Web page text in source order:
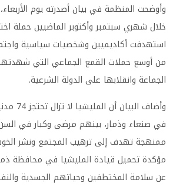
وأوضحت المنظمة في بيان أصدرته يوم
خلال شهري سبتمبر وأكتوبر الماضيين حملة
استهدفت أكاديميين وشخصيات سياسية
من أوسع حملات القمع الجماعي التي
الجماعة وانقلابها على الدولة الشرعية.
وأضاف
في صنعاء وذمار، بينهم مرضى وكبار في
ممنهجة تهدف إلى ترهيب المجتمع ونشر
مؤكدة تحميل قيادة المليشيا في محافظة
عن سلامة المختطفين وحياتهم الجسدية